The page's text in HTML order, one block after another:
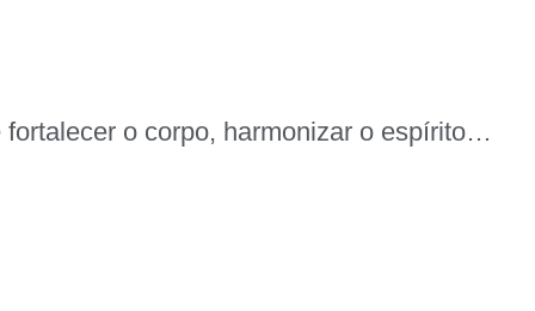
o corpo, harmonizar o espírito…